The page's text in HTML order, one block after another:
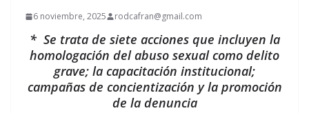
6 noviembre, 2025 rodcafran@gmail.com
* Se trata de siete acciones que incluyen la
homologación del abuso sexual como delito
grave; la capacitación institucional;
campañas de concientización y la promoción
de la denuncia